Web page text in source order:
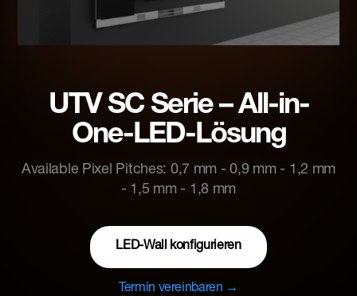
UTV SC Serie – All-in-
One-LED-Lösung
Available Pixel Pitches: 0,7 mm - 0,9 mm - 1,2 mm
- 1,5 mm - 1,8 mm
LED-Wall konfigurieren
Termin vereinbaren →